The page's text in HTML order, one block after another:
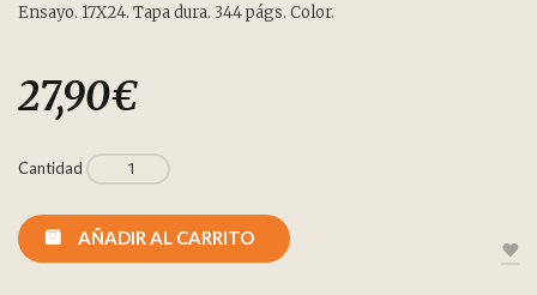
Ensayo. 17X24. Tapa dura. 344 págs. Color.
27,90€
Cantidad
AÑADIR AL CARRITO